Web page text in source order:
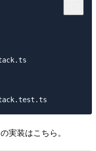
実装はこちら。